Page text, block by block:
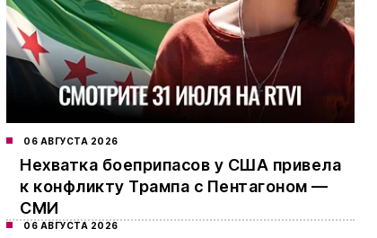
06 АВГУСТА 2026
Нехватка боеприпасов у США привела
к конфликту Трампа с Пентагоном —
СМИ
06 АВГУСТА 2026